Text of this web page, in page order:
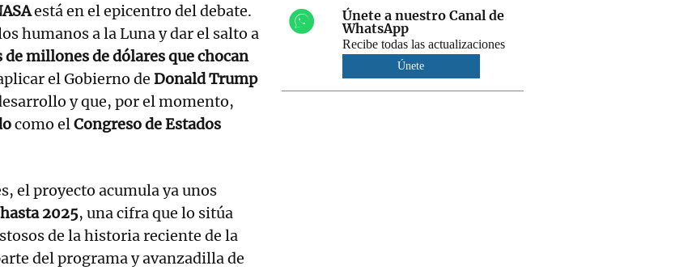
está en el epicentro del debate.
humanos a la Luna y dar el salto a
de millones de dólares que chocan
el Gobierno de Donald Trump
y que, por el momento,
como elCongreso de Estados
el proyecto acumula ya unos
2025, una cifra que lo sitúa
de la historia reciente de la
del programa y avanzadilla de
Únete a nuestro Canal de
WhatsApp
Recibe todas las actualizaciones
Únete